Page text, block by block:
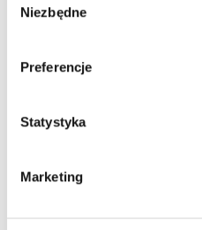
zgody
Niezbędne
Preferencje
Statystyka
Marketing
pozycji, które razem
koszty serwisu i przeglądów
Dopiero po zsumowaniu tych
która opcja rzeczywiście
wykluczać. Wiele gospodarstw